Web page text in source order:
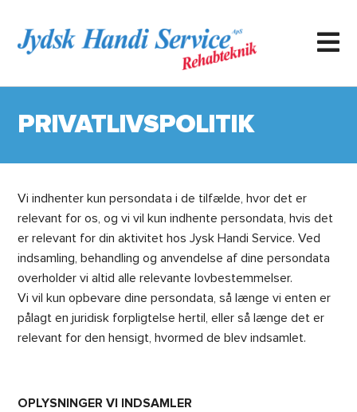
PRIVATLIVSPOLITIK
Vi indhenter kun persondata i de tilfælde, hvor det er
relevant for os, og vi vil kun indhente persondata, hvis det
er relevant for din aktivitet hos Jysk Handi Service. Ved
indsamling, behandling og anvendelse af dine persondata
overholder vi altid alle relevante lovbestemmelser.
Vi vil kun opbevare dine persondata, så længe vi enten er
pålagt en juridisk forpligtelse hertil, eller så længe det er
relevant for den hensigt, hvormed de blev indsamlet.
OPLYSNINGER VI INDSAMLER